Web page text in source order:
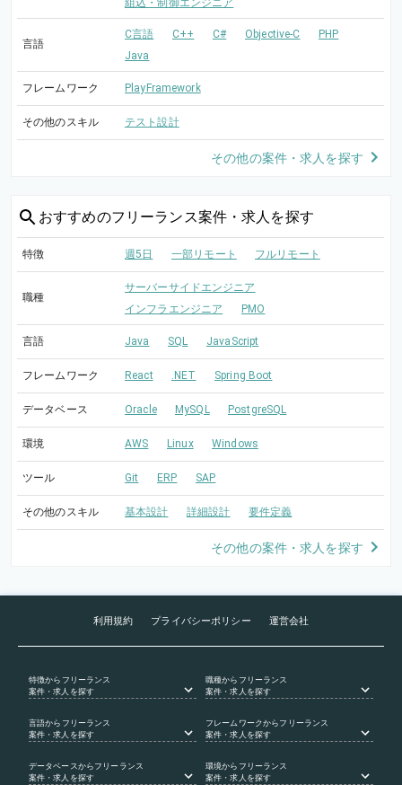
組込・制御エンジニア
言語
C言語 C++ C# Objective-C
PHP
Java
フレームワーク PlayFramework
その他のスキル テスト設計
その他の案件・求人を探す
おすすめのフリーランス案件・求人を探す
特徴 週5日 一部リモート フルリモート
職種
サーバーサイドエンジニア
インフラエンジニア
PMO
言語 Java SQL JavaScript
フレームワーク React .NET Spring Boot
データベース Oracle MySQL PostgreSQL
環境 AWS Linux Windows
ツール Git ERP SAP
その他のスキル 基本設計 詳細設計 要件定義
その他の案件・求人を探す
利用規約 プライバシーポリシー 運営会社
特徴からフリーランス
案件・求人を探す
職種からフリーランス
案件・求人を探す
言語からフリーランス
案件・求人を探す
フレームワークからフリーランス
案件・求人を探す
データベース からフリーランス
案件・求人を探す
環境からフリーランス
案件・求人を探す